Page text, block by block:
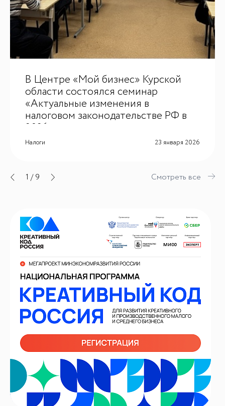
В Центре «Мой бизнес» Курской
области состоялся семинар
«Актуальные изменения в
налоговом законодательстве РФ в
2026 году»
Налоги 23 января 2026
1 /9 Смотреть все
ИИ-консультант
Маркетплейсы и регуляторика